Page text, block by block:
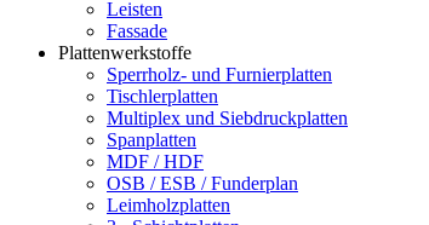
Leisten
Fassade
Plattenwerkstoffe
Sperrholz- und Furnierplatten
Tischlerplatten
Multiplex und Siebdruckplatten
Spanplatten
MDF / HDF
OSB / ESB / Funderplan
Leimholzplatten